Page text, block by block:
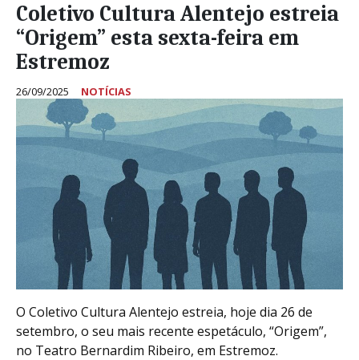
Coletivo Cultura Alentejo estreia
“Origem” esta sexta-feira em
Estremoz
26/09/2025 NOTÍCIAS
O Coletivo Cultura Alentejo estreia, hoje dia 26 de
setembro, o seu mais recente espetáculo, “Origem”,
no Teatro Bernardim Ribeiro, em Estremoz.